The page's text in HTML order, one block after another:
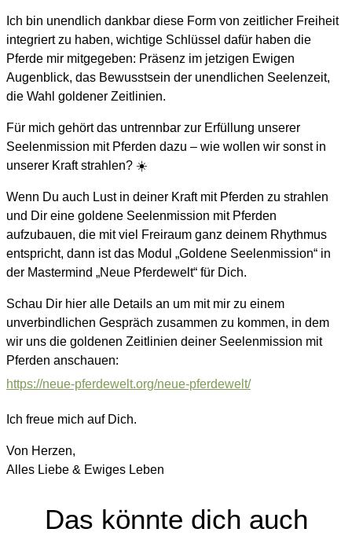
Ich bin unendlich dankbar diese Form von zeitlicher Freiheit
integriert zu haben, wichtige Schlüssel dafür haben die
Pferde mir mitgegeben: Präsenz im jetzigen Ewigen
Augenblick, das Bewusstsein der unendlichen Seelenzeit,
die Wahl goldener Zeitlinien.
Für mich gehört das untrennbar zur Erfüllung unserer
Seelenmission mit Pferden dazu – wie wollen wir sonst in
unserer Kraft strahlen? ☀️
Wenn Du auch Lust in deiner Kraft mit Pferden zu strahlen
und Dir eine goldene Seelenmission mit Pferden
aufzubauen, die mit viel Freiraum ganz deinem Rhythmus
entspricht, dann ist das Modul „Goldene Seelenmission“ in
der Mastermind „Neue Pferdewelt“ für Dich.
Schau Dir hier alle Details an um mit mir zu einem
unverbindlichen Gespräch zusammen zu kommen, in dem
wir uns die goldenen Zeitlinien deiner Seelenmission mit
Pferden anschauen:
https://neue-pferdewelt.org/neue-pferdewelt/
Ich freue mich auf Dich.
Von Herzen,
Alles Liebe & Ewiges Leben
Das könnte dich auch